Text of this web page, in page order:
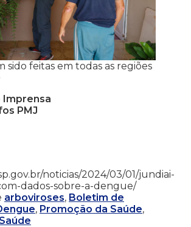
sido feitas em todas as regiões
Imprensa
PMJ
noticias/2024/03/01/jundiai-
dados-sobre-a-dengue/
arboviroses, Boletim de
, Promoção da Saúde,